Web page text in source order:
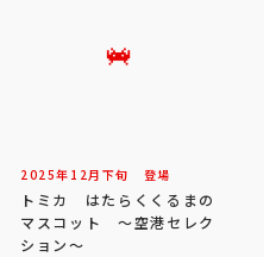
2025年 12 月 下旬 登場
トミカ はたらくくるまの
マスコット ～空港セレク
ション～